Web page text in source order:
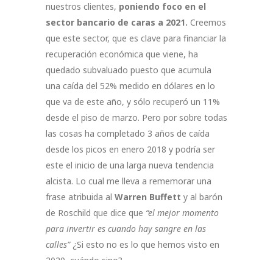
nuestros clientes, poniendo foco en el
sector bancario de caras a 2021. Creemos
que este sector, que es clave para financiar la
recuperación económica que viene, ha
quedado subvaluado puesto que acumula
una caída del 52% medido en dólares en lo
que va de este año, y sólo recuperó un 11%
desde el piso de marzo. Pero por sobre todas
las cosas ha completado 3 años de caída
desde los picos en enero 2018 y podría ser
este el inicio de una larga nueva tendencia
alcista. Lo cual me lleva a rememorar una
frase atribuida al Warren Buffett y al barón
de Roschild que dice que “el mejor momento
para invertir es cuando hay sangre en las
calles” ¿Si esto no es lo que hemos visto en